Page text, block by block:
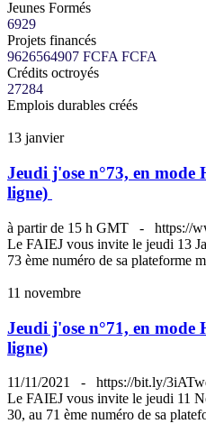
Jeunes Formés
6929
Projets financés
9626564907 FCFAFCFA
Crédits octroyés
27284
Emplois durables créés
13 janvier
Jeudi j'ose n°73, en mode
ligne)
à partir de 15 h GMT -
https://
Le FAIEJ vous invite le jeudi 13
73 ème numéro de sa plateforme
11 novembre
Jeudi j'ose n°71, en mode
ligne)
11/11/2021 -
https://bit.ly/
Le FAIEJ vous invite le jeudi 11
30, au 71 ème numéro de sa